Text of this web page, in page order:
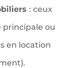
: ceux
principale ou
en location